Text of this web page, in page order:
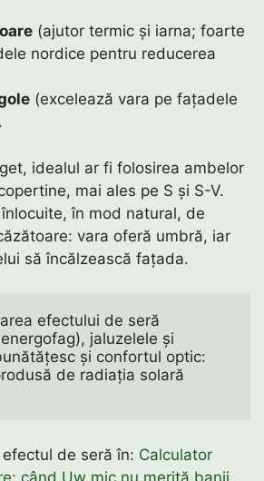
(ajutor termic și iarna; foarte
nordice pentru reducerea
(excelează vara pe fațadele
idealul ar fi folosirea ambelor
mai ales pe S și S-V.
în mod natural, de
vara oferă umbră, iar
să încălzească fațada.
efectului de seră
jaluzelele și
și confortul optic:
de radiația solară
de seră în: Calculator
când Uw mic nu merită banii